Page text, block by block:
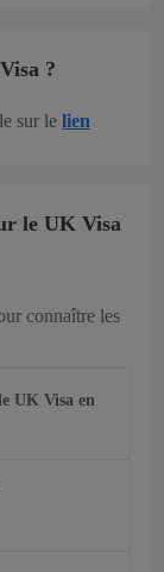
?
sur le lien
le UK Visa
connaître les
UK Visa en